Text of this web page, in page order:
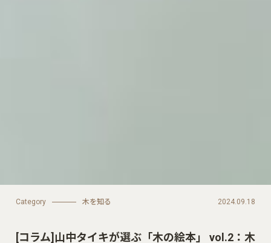
Category 木を知る 2024.09.18
[コラム]山中タイキが選ぶ「木の絵本」 vol.2：木